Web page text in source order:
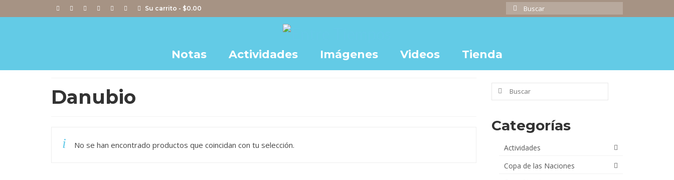
Su carrito - $0.00
Buscar
por:
Notas Actividades Imágenes Videos Tienda
Danubio
No se han encontrado productos que coincidan con tu selección.
Buscar
Categorías
Actividades
Copa de las Naciones